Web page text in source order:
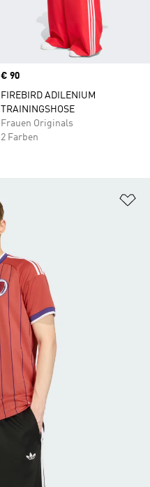
Price
€ 90
FIREBIRD ADILENIUM
TRAININGSHOSE
Frauen Originals
2 Farben